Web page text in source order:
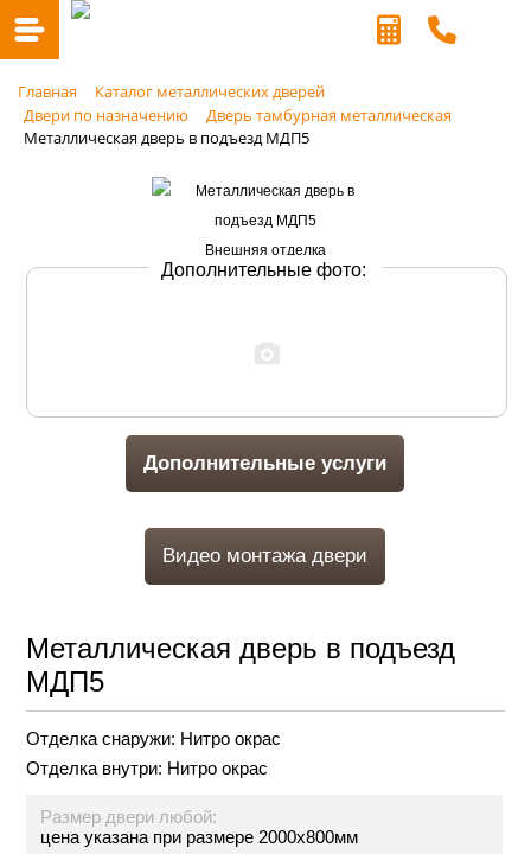
Главная
Каталог металлических дверей
Двери по назначению
Дверь тамбурная металлическая
Металлическая дверь в подъезд МДП5
Дополнительные фото:
Дополнительные услуги
Видео монтажа двери
Металлическая дверь в подъезд
МДП5
Отделка снаружи: Нитро окрас
Отделка внутри: Нитро окрас
Размер двери любой:
цена указана при размере 2000х800мм